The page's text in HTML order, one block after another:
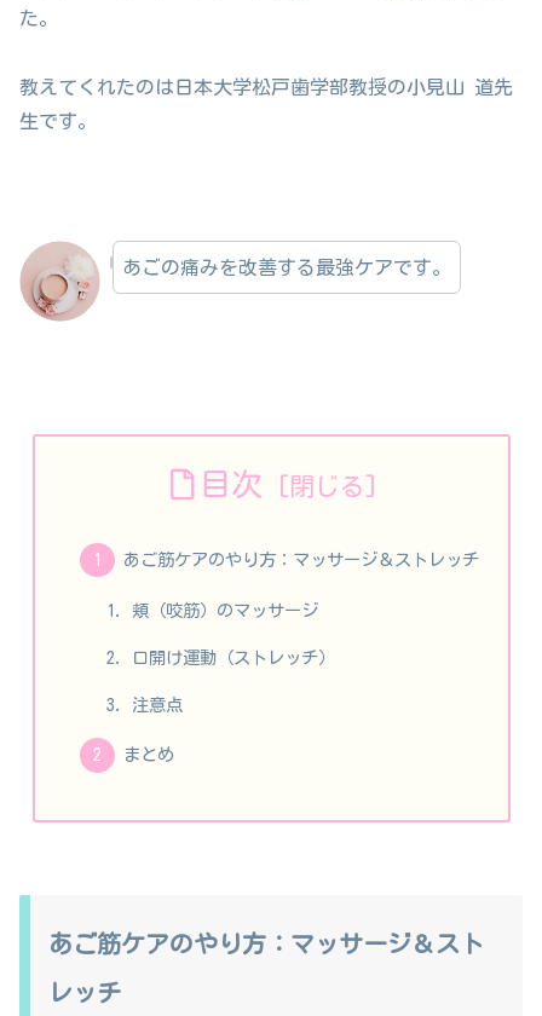
た。
教えてくれたのは日本大学松戸歯学部教授の小見山 道先
生です。
あごの痛みを改善する最強ケアです。
目次
あご筋ケアのやり方：マッサージ＆ストレッチ
頬（咬筋）のマッサージ
口開け運動（ストレッチ）
注意点
まとめ
あご筋ケアのやり方：マッサージ＆スト
レッチ